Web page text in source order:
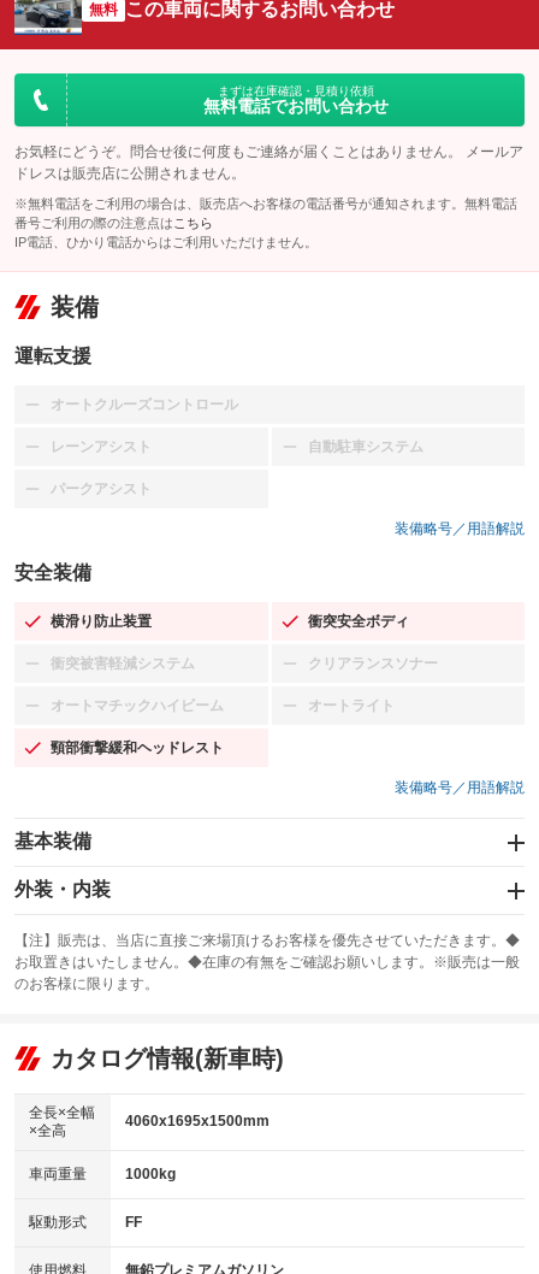
無料 この車両に関するお問い合わせ
まずは在庫確認・見積り依頼
無料電話でお問い合わせ
お気軽にどうぞ。問合せ後に何度もご連絡が届くことはありません。 メールア
ドレスは販売店に公開されません。
※無料電話をご利用の場合は、販売店へお客様の電話番号が通知されます。無料電話
番号ご利用の際の注意点は こちら
IP電話、ひかり電話からはご利用いただけません。
装備
運転支援
オートクルーズコントロール
：装備なし
レーンアシスト
：装備なし 自動駐車システム
：装備なし
パークアシスト
：装備なし
装備略号／用語解説
安全装備
横滑り防止装置
：装備あり 衝突安全ボディ
：装備あり
衝突被害軽減システム
：装備なし クリアランスソナー
：装備なし
オートマチックハイビーム
：装備なし オートライト
：装備なし
頸部衝撃緩和ヘッドレスト
：装備あり
装備略号／用語解説
基本装備
エアバッグ：運転席/助手席
：装備あり
：装備なし
サンルーフ
：装備なし ABS
リフトアップ
：装備なし
：装備なし
パワーウィンドウ
アイドリングストップ
：装備あり
USB入力端子
：装備あり
100V電源
外装・内装
カーナビ
：装備なし
TV
：装備なし
ビジュアル
：装備なし
アルミホイール：16インチ
：装備あり
HID(キセノンライト)
【注】販売は、当店に直接ご来場頂けるお客様を優先させていただきます。◆
お取置きはいたしません。◆在庫の有無をご確認お願いします。※販売は一般
のお客様に限ります。
カタログ情報(新車時)
全長×全幅
×全高
4060x1695x1500mm
車両重量 1000kg
駆動形式 FF
使用燃料 無鉛プレミアムガソリン